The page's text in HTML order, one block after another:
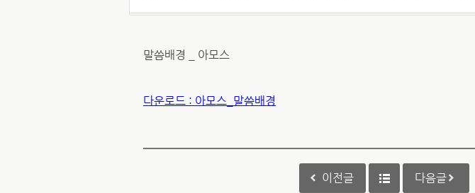
말씀배경 _ 아모스
다운로드 : 아모스_말씀배경
이전글 다음글